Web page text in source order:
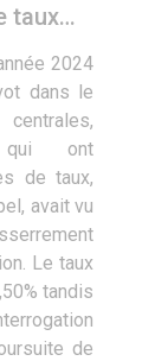
taux…
2024
dans le
qui ont
de taux,
avait vu
Le taux
tandis
de